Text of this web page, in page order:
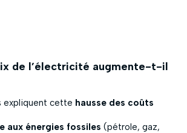
de l’électricité augmente-t-il
expliquent cette hausse des coûts
aux énergies fossiles (pétrole, gaz,